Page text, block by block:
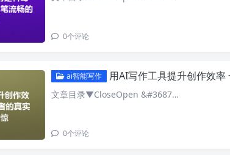
0个评论
ai智能写作 用AI写作工具提升创作效率 一
文章目录▼CloseOpen &#3687…
0个评论